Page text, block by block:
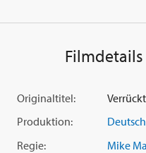
Filmdetails
Originaltitel:
Produktion:
Regie:
Mike